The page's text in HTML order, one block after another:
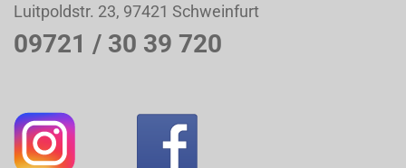
Luitpoldstr. 23, 97421 Schweinfurt
09721 / 30 39 720